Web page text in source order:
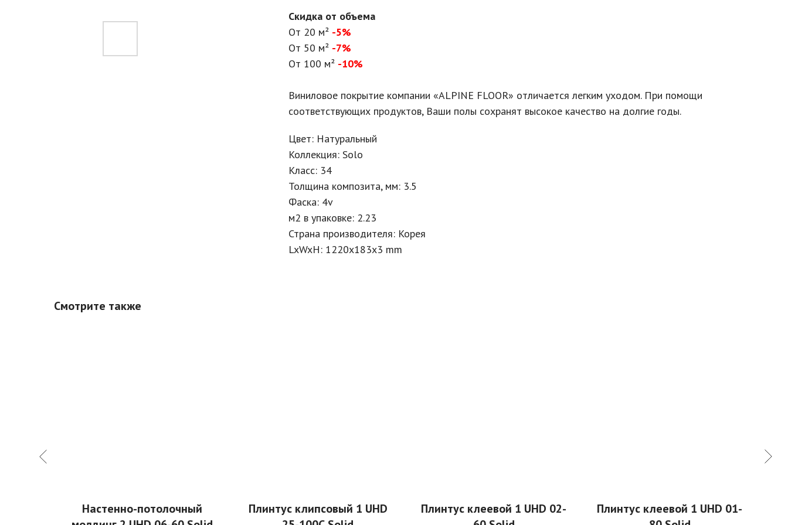
Скидка от объема
От 20 м² -5%
От 50 м² -7%
От 100 м² -10%
Виниловое покрытие компании «ALPINE FLOOR» отличается легким уходом. При помощи
соответствующих продуктов, Ваши полы сохранят высокое качество на долгие годы.
Цвет: Натуральный
Коллекция: Solo
Класс: 34
Толщина композита, мм: 3.5
Фаска: 4v
м2 в упаковке: 2.23
Страна производителя: Корея
LxWxH: 1220x183x3 mm
Смотрите также
Настенно-потолочный
Плинтус клипсовый 1 UHD
Плинтус клеевой 1 UHD 02-
Плинтус клеевой 1 UHD 01-